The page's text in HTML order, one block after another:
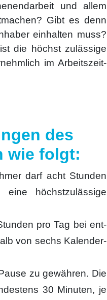
und allem
Gibt es denn
ein­hal­ten muss?
die höchst zuläs­si­ge
im Arbeits­zeit­
des
wie folgt:
darf acht Stun­den
höchst­zu­läs­si­ge
pro Tag bei ent­
von sechs Kalen­der­
zu gewäh­ren. Die
30 Minu­ten, je
Suchen nach: